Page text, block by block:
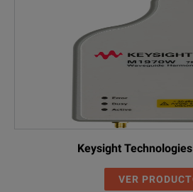
Keysight
VER